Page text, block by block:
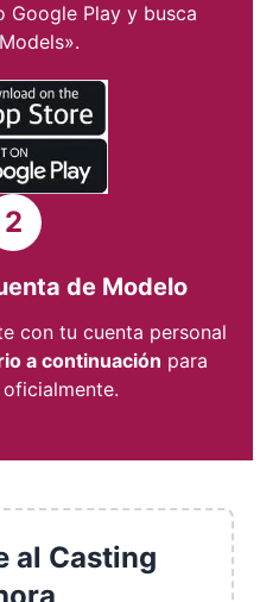
Google Play y busca
2
de Modelo
con tu cuenta personal
a continuación para
al Casting